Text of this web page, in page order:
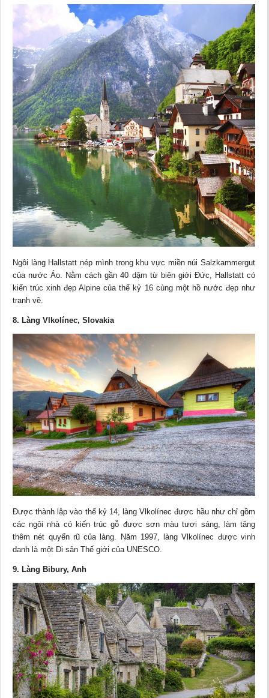
Ngôi làng Hallstatt nép mình trong khu vực miền núi Salzkammergut
của nước Áo. Nằm cách gần 40 dặm từ biên giới Đức, Hallstatt có
kiến trúc xinh đẹp Alpine của thế kỷ 16 cùng một hồ nước đẹp như
tranh vẽ.
8. Làng Vlkolínec, Slovakia
Được thành lập vào thế kỷ 14, làng Vlkolínec được hầu như chỉ gồm
các ngôi nhà có kiến trúc gỗ được sơn màu tươi sáng, làm tăng
thêm nét quyến rũ của làng. Năm 1997, làng Vlkolínec được vinh
danh là một Di sản Thế giới của UNESCO.
9. Làng Bibury, Anh